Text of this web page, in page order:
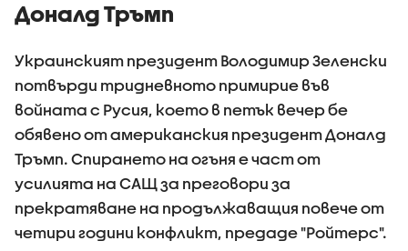
Доналд Тръмп
Украинският президент Володимир Зеленски
потвърди тридневното примирие във
войната с Русия, което в петък вечер бе
обявено от американския президент Доналд
Тръмп. Спирането на огъня е част от
усилията на САЩ за преговори за
прекратяване на продължаващия повече от
четири години конфликт, предаде "Ройтерс".